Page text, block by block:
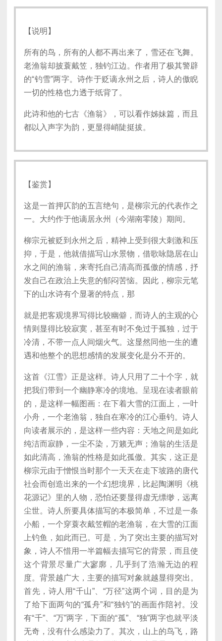
【说明】
所有的鸟，所有的人都不再出来了，雪还在飞舞。
老渔翁却披蓑戴笠，独钓江边。作者用了极其警辟
的“钓雪”两字。诗作于贬谪永州之后，诗人的傲睨
一切的性格也力透于纸背了。
此诗和他的七古《渔翁》，可以看作姊妹篇，而且
都以入声字为韵，更显得峭陡挺拔。
【鉴赏】
这是一首押仄韵的五言绝句，是柳宗元的代表作之
一。大约作于他谪居永州（今湖南零陵）期间。
柳宗元被贬到永州之后，精神上受到很大刺激和压
抑，于是，他就借描写山水景物，借歌咏隐居在山
水之间的渔翁，来寄托自己清高而孤傲的情感，抒
发自己在政治上失意的郁闷苦恼。因此，柳宗元笔
下的山水诗有个显著的特点，那
就是把客观境界写得比较幽僻，而诗人的主观的心
情则显得比较寂寞，甚至有时不免过于孤独，过于
冷清，不带一点人间烟火气。这显然同他一生的遭
遇和他整个的思想感情的发展变化是分不开的。
这首《江雪》正是这样。诗人只用了二十个字，就
把我们带到一个幽静寒冷的境地。呈现在读者眼前
的，是这样一幅图画：在下着大雪的江面上，一叶
小舟，一个老渔翁，独自在寒冷的江心垂钓。诗人
向读者展示的，是这样一些内容：天地之间是如此
纯洁而寂静，一尘不染，万籁无声；渔翁的生活是
如此清高，渔翁的性格是如此孤傲。其实，这正是
柳宗元由于憎恨当时那个一天天在走下坡路的唐代
社会而创造出来的一个幻想境界，比起陶渊明《桃
花源记》里的人物，恐怕还要显得虚无缥缈，远离
尘世。诗人所要具体描写的本极简单，不过是一条
小船，一个穿蓑衣戴笠帽的老渔翁，在大雪的江面
上钓鱼，如此而已。可是，为了突出主要的描写对
象，诗人不惜用一半篇幅去描写它的背景，而且使
这个背景尽量广大寥廓，几乎到了浩瀚无边的程
度。背景越广大，主要的描写对象就越显得突出。
首先，诗人用“千山”、“万径”这两个词，目的是为
了给下面两句的“孤舟”和“独钓”的画面作陪衬。没
有“千”、“万”两字，下面的“孤”、“独”两字也就平淡
无奇，没有什么感染力了。其次，山上的鸟飞，路